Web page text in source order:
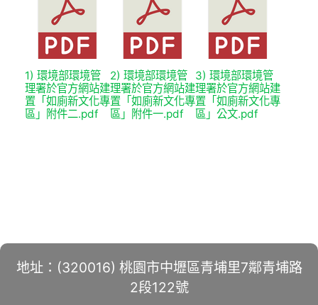
1) 環境部環境管
理署於官方網站建
置「如廁新文化專
區」附件二.pdf
2) 環境部環境管
理署於官方網站建
置「如廁新文化專
區」附件一.pdf
3) 環境部環境管
理署於官方網站建
置「如廁新文化專
區」公文.pdf
地址：(320016) 桃園市中壢區青埔里7鄰青埔路
2段122號